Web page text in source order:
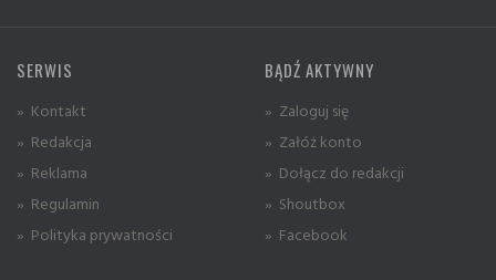
SERWIS
» Kontakt
» Redakcja
» Reklama
» Regulamin
» Polityka prywatności
BĄDŹ AKTYWNY
» Zaloguj się
» Załóż konto
» Dołącz do redakcji
» Shoutbox
» Facebook